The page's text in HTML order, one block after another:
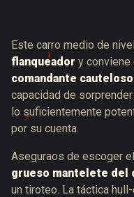
Este carro medio de
flanqueador y conviene
comandante cauteloso
capacidad de
lo suficientemente
por su cuenta.
Aseguraos de escoger
grueso mantelete del
un tiroteo. La táctica